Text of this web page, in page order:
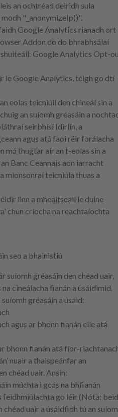
an ochtréad deiridh sula
"_anonymizeIp()".
Google Analytics rianadh ort
Addon do do bhrabhsálaí
Google Analytics Opt-
le Google Analytics, téigh go dtí
eolas teicniúil den chineál sin a
an suíomh gréasáin a
seirbhísí Idirlín, a
agus atá faoi réir forálacha
má thugtar air an t-eolas sin a
Banc Ceannais aon iarracht
mionsonraí teicniúla thuas a
linn a mheaitseáil le duine
chun críocha na reachtaíochta
seo a bhainistiú
suíomh gréasáin den chéad uair,
cineálacha fianán a úsáidimid.
gréasáin a úsáid:
agus ar bhonn fianán eile atá
bhonn fianán atá fíor-
nuair a thaispeánfar an
chéad uair. Ansin:
múchta i gcás na bhfianán
go léir (Nóta:
uair a úsáidfidh tú an